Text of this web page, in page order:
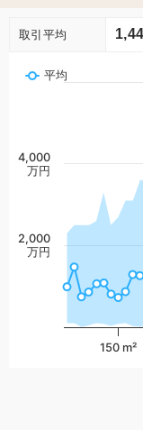
取引平均
平均
150 m²
2,000
万円
4,000
万円